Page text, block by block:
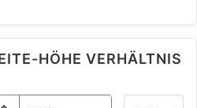
HÖHE VERHÄLTNIS